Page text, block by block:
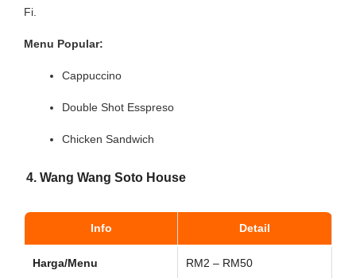
Fi.
Menu Popular:
Cappuccino
Double Shot Esspreso
Chicken Sandwich
4. Wang Wang Soto House
Info Detail
Harga/Menu RM2 – RM50